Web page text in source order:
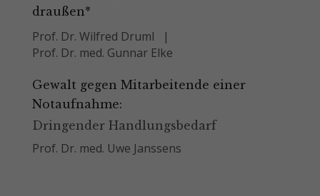
draußen*
Prof. Dr. Wilfred Druml
Prof. Dr. med. Gunnar Elke
Gewalt gegen Mitarbeitende einer
Notaufnahme:
Dringender Handlungsbedarf
Prof. Dr. med. Uwe Janssens